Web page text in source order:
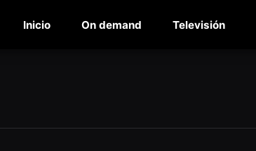
Inicio On demand Televisión